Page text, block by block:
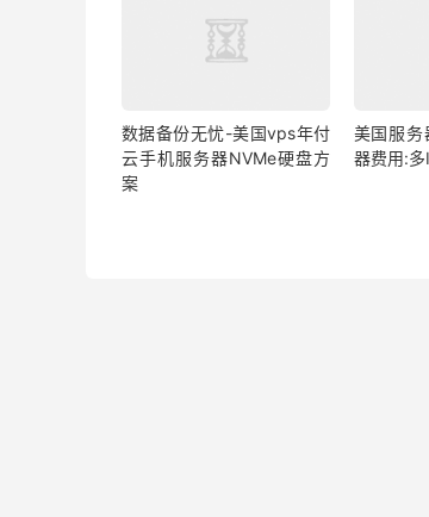
数据备份无忧-美国vps年付
云手机服务器NVMe硬盘方
案
美国服
器费用:多